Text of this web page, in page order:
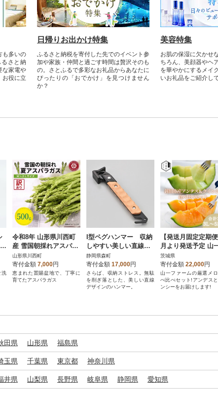
も多いの
さと納
な家電や
お役に立
日帰りお出かけ特集
ふるさと納税を寄付した先でのイベント参
加や家族・仲間と過ごす時間は贅沢そのも
の。さとふるで多彩なお礼品からあなたに
ぴったりの「おでかけ」を見つけません
か？
美容特集
お肌の保湿に欠かせ
ちろん、美顔器やヘ
を華やかにするメイ
いお礼品をご紹介し
洗
令和8年 山形県川西町
産 雪国朝採れアスパラ
ガス(夏) 訳あり(不揃い)
M～2L 相当 500g
山形県川西町
寄付金額 7,000円
恵まれた置賜盆地で、丁寧に
育てたアスパラガス
I型ペグハンマー 収納
しやすい美しい直線デ
ザインのハンマー|デイ
トナ【森町SF】
静岡県森町
寄付金額 17,000円
さらば、収納ストレス。無駄
を削ぎ落とした、美しい直線
デザインのハンマー。
【発送月固定定期
月より発送予定 山
ァーム メロン食べ比
(アンデスとクインシ
全2回
茨城県
寄付金額 22,000円
山一ファームの厳選メ
べ比べセット!アンデス
ンシーをお届けします!
田県 山形県 福島県
玉県 千葉県 東京都 神奈川県
井県 山梨県 長野県 岐阜県 静岡県 愛知県